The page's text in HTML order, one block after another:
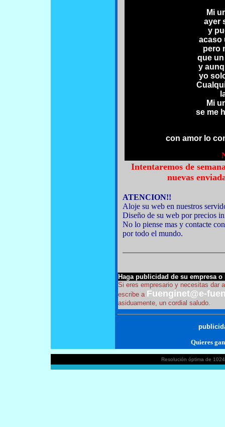
Mi
ayer
y
acaso
pero
que
y
yo
Mi
se me
con amor lo
Intentaremos de
nuevas
ATENCION!!
Aloje su web en nuestros
Diseño de su web por precios
No lo piense mas y contacte
por todo el mundo.
Haga publicidad de su empresa o
Si eres empresario y necesitas dar
escribe a Fuenginet@e-
asiduamente, un cordial saludo.
Quieres
Resolución óptima de